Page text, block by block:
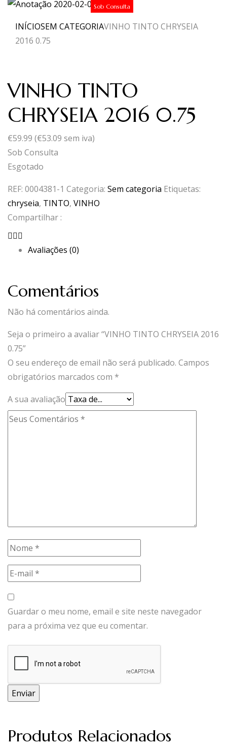
Sob Consulta
INÍCIOSEM CATEGORIAVINHO TINTO CHRYSEIA
2016 0.75
VINHO TINTO
CHRYSEIA 2016 0.75
€59.99 (€53.09 sem iva)
Sob Consulta
Esgotado
REF: 0004381-1 Categoria: Sem categoria Etiquetas:
chryseia, TINTO, VINHO
Compartilhar :
Avaliações (0)
Comentários
Não há comentários ainda.
Seja o primeiro a avaliar “VINHO TINTO CHRYSEIA 2016
0.75”
O seu endereço de email não será publicado. Campos
obrigatórios marcados com *
A sua avaliação
Guardar o meu nome, email e site neste navegador
para a próxima vez que eu comentar.
Produtos Relacionados